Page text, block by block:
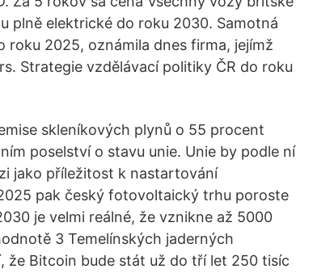
plně elektrické do roku 2030. Samotná
roku 2025, oznámila dnes firma, jejímž
Strategie vzdělávací politiky ČR do roku
skleníkových plynů o 55 procent
poselství o stavu unie. Unie by podle ní
jako příležitost k nastartování
pak český fotovoltaický trhu poroste
je velmi reálné, že vznikne až 5000
3 Temelínských jaderných
že Bitcoin bude stát už do tří let 250 tisíc